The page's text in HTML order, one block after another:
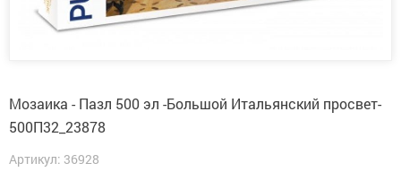
Мозаика - Пазл 500 эл -Большой Итальянский просвет-
500П32_23878
Артикул: 36928